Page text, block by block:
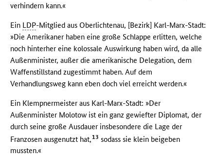
verhindern kann.«
Ein LDP-Mitglied aus Oberlichtenau, [Bezirk] Karl-Marx-Stadt:
»Die Amerikaner haben eine große Schlappe erlitten, welche
noch hinterher eine kolossale Auswirkung haben wird, da alle
Außenminister, außer die amerikanische Delegation, dem
Waffenstillstand zugestimmt haben. Auf dem
Verhandlungsweg kann eben doch viel erreicht werden.«
Ein Klempnermeister aus Karl-Marx-Stadt: »Der
Außenminister Molotow ist ein ganz gewiefter Diplomat, der
durch seine große Ausdauer insbesondere die Lage der
Franzosen ausgenutzt hat,13 sodass sie klein beigeben
mussten.«